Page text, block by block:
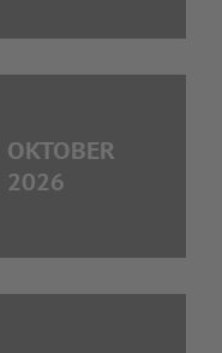
OKTOBER
2026